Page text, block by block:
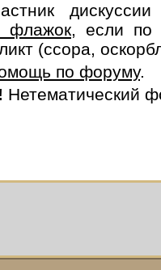
флажок, если по
(ссора,
по форуму.
Нетематический